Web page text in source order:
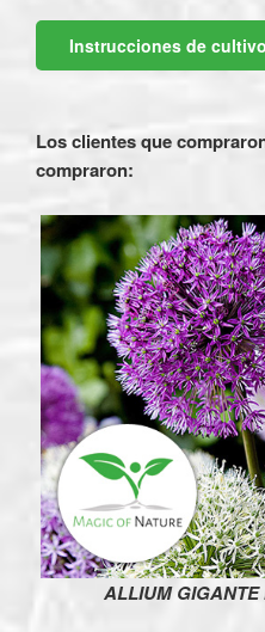
Instrucciones de
Los clientes que
compraron:
ALLIUM